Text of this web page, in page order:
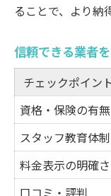
ることで、より納
信頼できる業者
チェックポイン
資格・保険の有無
スタッフ教育体制
料金表示の明確さ
口コミ・評判